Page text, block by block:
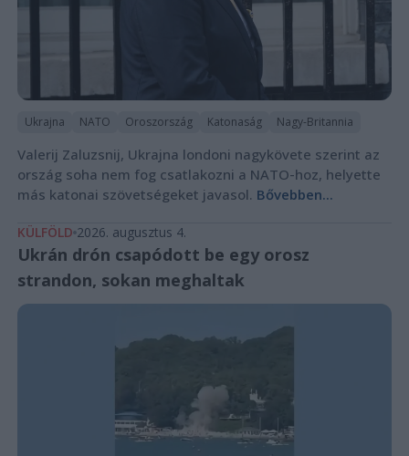
Ukrajna NATO Oroszország Katonaság Nagy-Britannia
Valerij Zaluzsnij, Ukrajna londoni nagykövete szerint az
ország soha nem fog csatlakozni a NATO-hoz, helyette
más katonai szövetségeket javasol. Bővebben...
KÜLFÖLD 2026. augusztus 4.
Ukrán drón csapódott be egy orosz
strandon, sokan meghaltak